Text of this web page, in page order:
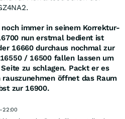
immer in seinem Korrektur-
nun erstmal bedient ist
16660 durchaus nochmal zur
/ 16500 fallen lassen um
zu schlagen. Packt er es
öffnet das Raum
zur 16900.
22:00